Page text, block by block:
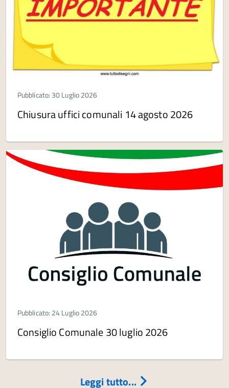
Pubblicato: 30 Luglio 2026
Chiusura uffici comunali 14 agosto 2026
Pubblicato: 24 Luglio 2026
Consiglio Comunale 30 luglio 2026
Leggi tutto...